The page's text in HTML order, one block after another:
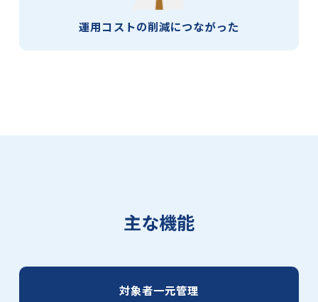
運用コストの削減につながった
主な機能
対象者一元管理